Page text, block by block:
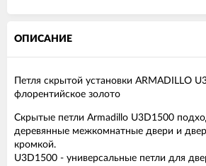
ОПИСАНИЕ
Петля скрытой установки ARMADILLO
флорентийское золото
Скрытые петли Armadillo U3D1500
деревянные межкомнатные двери и
кромкой.
U3D1500 - универсальные петли для